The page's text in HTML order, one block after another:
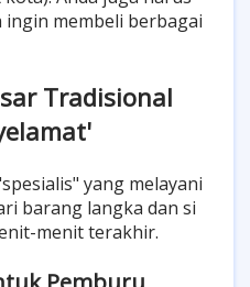
membeli berbagai
Tradisional
yang melayani
barang langka dan si
menit terakhir.